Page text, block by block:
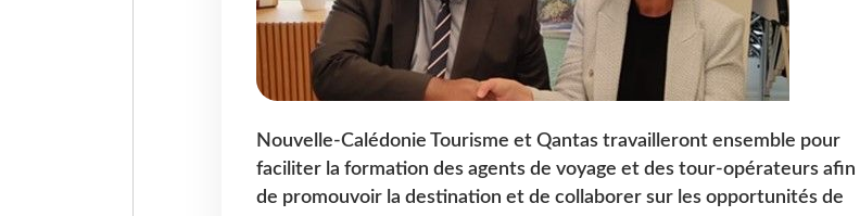
Nouvelle-Calédonie Tourisme et Qantas travailleront ensemble pour
faciliter la formation des agents de voyage et des tour-opérateurs afin
de promouvoir la destination et de collaborer sur les opportunités de